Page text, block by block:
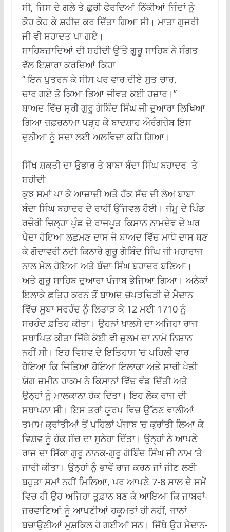
ਸੀ, ਜਿਸ ਦੇ ਗਲੇ ਤੇ ਛੁਰੀ ਫੇਰਦਿਆਂ ਨਿੱਕੀਆਂ ਜਿੰਦਾਂ ਨੂੰ
ਕੋਹ ਕੋਹ ਕੇ ਸ਼ਹੀਦ ਕਰ ਦਿੱਤਾ ਗਿਆ ਸੀ। ਮਾਤਾ ਗੁਜਰੀ
ਜੀ ਵੀ ਸ਼ਹਾਦਤ ਪਾ ਗਏ।
ਸਾਹਿਬਜ਼ਾਦਿਆਂ ਦੀ ਸ਼ਹੀਦੀ ਉੱਤੇ ਗੁਰੂ ਸਾਹਿਬ ਨੇ ਸੰਗਤ
ਵੱਲ ਇਸ਼ਾਰਾ ਕਰਦਿਆਂ ਕਿਹਾ
’’ ਇਨ ਪੁਤਰਨ ਕੇ ਸੀਸ ਪਰ ਵਾਰ ਦੀਏ ਸੁਤ ਚਾਰ,
ਚਾਰ ਗਏ ਤੋ ਕਿਆ ਭਿਆ ਜੀਵਤ ਕਈ ਹਜ਼ਾਰ।’’
ਬਾਅਦ ਵਿੱਚ ਸ਼੍ਰੀ ਗੁਰੂ ਗੋਬਿੰਦ ਸਿੰਘ ਜੀ ਦੁਆਰਾ ਲਿਖਿਆ
ਗਿਆ ਜ਼ਫ਼ਰਨਾਮਾ ਪੜ੍ਹ ਕੇ ਬਾਦਸ਼ਾਹ ਔਰੰਗਜ਼ੇਬ ਇਸ
ਦੁਨੀਆ ਨੂੰ ਸਦਾ ਲਈ ਅਲਵਿਦਾ ਕਹਿ ਗਿਆ।
ਸਿੱਖ ਸ਼ਕਤੀ ਦਾ ਉਭਾਰ ਤੇ ਬਾਬਾ ਬੰਦਾ ਸਿੰਘ ਬਹਾਦਰ ਤੇ
ਸ਼ਹੀਦੀ
ਕੁਝ ਸਮਾਂ ਪਾ ਕੇ ਆਜ਼ਾਦੀ ਅਤੇ ਹੱਕ ਸੱਚ ਦੀ ਲੋਅ ਬਾਬਾ
ਬੰਦਾ ਸਿੰਘ ਬਹਾਦਰ ਦੇ ਰਾਹੀਂ ਉੱਜਵਲ ਹੋਈ। ਜੰਮੂ ਦੇ ਪਿੰਡ
ਰਜ਼ੌਰੀ ਜ਼ਿਲ੍ਹਾ ਪੁੰਛ ਦੇ ਰਾਜਪੂਤ ਕਿਸਾਨ ਨਾਮਦੇਵ ਦੇ ਘਰ
ਪੈਦਾ ਹੋਇਆ ਲਛਮਣ ਦਾਸ ਜੋ ਬਾਅਦ ਵਿੱਚ ਮਾਧੋ ਦਾਸ ਬਣ
ਕੇ ਗੋਦਾਵਰੀ ਨਦੀ ਕਿਨਾਰੇ ਗੁਰੂ ਗੋਬਿੰਦ ਸਿੰਘ ਜੀ ਮਹਾਰਾਜ
ਨਾਲ ਮੇਲ ਹੋਇਆ ਅਤੇ ਬੰਦਾ ਸਿੰਘ ਬਹਾਦਰ ਬਣਿਆ।
ਅਤੇ ਗੁਰੂ ਸਾਹਿਬ ਦੁਆਰਾ ਪੰਜਾਬ ਭੇਜਿਆ ਗਿਆ। ਅਨੇਕਾਂ
ਇਲਾਕੇ ਫ਼ਤਿਹ ਕਰਨ ਤੋਂ ਬਾਅਦ ਚੱਪੜਚਿੜੀ ਦੇ ਮੈਦਾਨ
ਵਿੱਚ ਸੂਬਾ ਸਰਹੰਦ ਨੂੰ ਲਿਤਾੜ ਕੇ 12 ਮਈ 1710 ਨੂੰ
ਸਰਹੰਦ ਫ਼ਤਿਹ ਕੀਤਾ। ਉਹਨਾਂ ਖ਼ਾਲਸੇ ਦਾ ਅਜਿਹਾ ਰਾਜ
ਸਥਾਪਿਤ ਕੀਤਾ ਜਿੱਥੇ ਕੋਈ ਵੀ ਜ਼ੁਲਮ ਦਾ ਨਾਮੋ ਨਿਸ਼ਾਨ
ਨਹੀਂ ਸੀ। ਇਹ ਵਿਸ਼ਵ ਦੇ ਇਤਿਹਾਸ ’ਚ ਪਹਿਲੀ ਵਾਰ
ਹੋਇਆ ਕਿ ਜਿੱਤਿਆ ਹੋਇਆ ਇਲਾਕਾ ਅਤੇ ਸਾਰੀ ਖੇਤੀ
ਯੋਗ ਜ਼ਮੀਨ ਹਾਕਮ ਨੇ ਕਿਸਾਨਾਂ ਵਿੱਚ ਵੰਡ ਦਿੱਤੀ ਅਤੇ
ਉਨ੍ਹਾਂ ਨੂੰ ਮਾਲਕਾਨਾ ਹੱਕ ਦਿੱਤਾ। ਇਹ ਲੋਕ ਰਾਜ ਦੀ
ਸਥਾਪਨਾ ਸੀ। ਇਸ ਤਰਾਂ ਯੂਰਪ ਵਿਚ ਉੱਠਣ ਵਾਲੀਆਂ
ਤਮਾਮ ਕ੍ਰਾਂਤੀਆਂ ਤੋਂ ਪਹਿਲਾਂ ਪੰਜਾਬ ’ਚ ਕ੍ਰਾਂਤੀ ਲਿਆ ਕੇ
ਵਿਸ਼ਵ ਨੂੰ ਹੱਕ ਸੱਚ ਦਾ ਸੁਨੇਹਾ ਦਿੱਤਾ। ਉਨ੍ਹਾਂ ਨੇ ਆਪਣੇ
ਰਾਜ ਦਾ ਸਿੱਕਾ ਗੁਰੂ ਨਾਨਕ-ਗੁਰੂ ਗੋਬਿੰਦ ਸਿੰਘ ਜੀ ਨਾਮ ‘ਤੇ
ਜਾਰੀ ਕੀਤਾ। ਉਨ੍ਹਾਂ ਨੂੰ ਭਾਵੇਂ ਰਾਜ ਕਰਨ ਜਾਂ ਜੀਣ ਲਈ
ਬਹੁਤਾ ਸਮਾਂ ਨਹੀਂ ਮਿਲਿਆ, ਪਰ ਆਪਣੇ 7-8 ਸਾਲ ਦੇ ਸਮੇਂ
ਵਿਚ ਹੀ ਉਹ ਅਜਿਹਾ ਤੂਫ਼ਾਨ ਬਣ ਕੇ ਆਇਆ ਕਿ ਜਾਬਰਾਂ-
ਜਰਵਾਣਿਆਂ ਨੂੰ ਆਪਣੀਆਂ ਹਕੂਮਤਾਂ ਹੀ ਨਹੀਂ, ਜਾਨਾਂ
ਬਚਾਉਣੀਆਂ ਮੁਸ਼ਕਿਲ ਹੋ ਗਈਆਂ ਸਨ। ਜਿੱਥੇ ਉਹ ਮੈਦਾਨ-